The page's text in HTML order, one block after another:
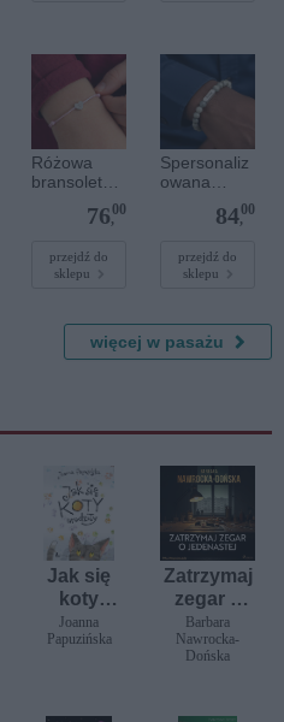
Różowa
bransoletka
dla dzieci -
owana -
Srebrne
76,
00
przejdź do
sklepu
Spersonaliz
owana
bransoletka
szlachetnym
i - Szary - M
84,
00
przejdź do
sklepu
więcej w pasażu
Jak się
koty
urodziły
Joanna
Papuzińska
Zatrzymaj
zegar o
jedenastej
Barbara
Nawrocka-
Dońska